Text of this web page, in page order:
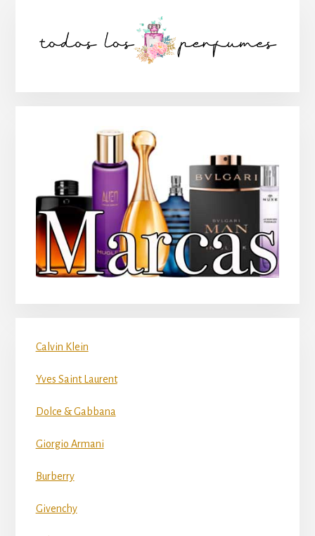
lateral
Calvin Klein
Yves Saint Laurent
Dolce & Gabbana
Giorgio Armani
Burberry
Givenchy